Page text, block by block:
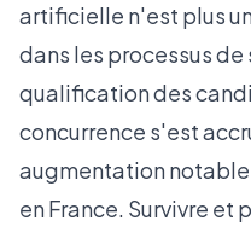
artificielle n'est plus
dans les processus
qualification des
concurrence s'est
augmentation
en France. Survivre et